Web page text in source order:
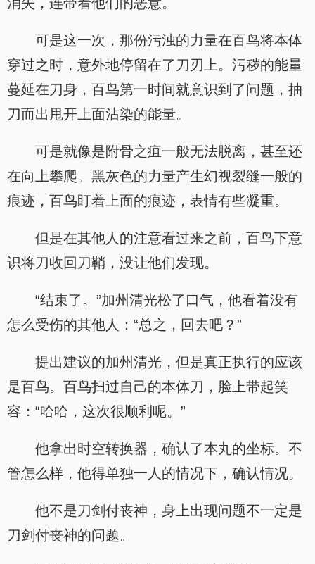
可是这一次，那份污浊的力量在百鸟将本体
穿过之时，意外地停留在了刀刃上。污秽的能量
蔓延在刀身，百鸟第一时间就意识到了问题，抽
刀而出甩开上面沾染的能量。
可是就像是附骨之疽一般无法脱离，甚至还
在向上攀爬。黑灰色的力量产生幻视裂缝一般的
痕迹，百鸟盯着上面的痕迹，表情有些凝重。
但是在其他人的注意看过来之前，百鸟下意
识将刀收回刀鞘，没让他们发现。
“结束了。”加州清光松了口气，他看着没有
怎么受伤的其他人：“总之，回去吧？”
提出建议的加州清光，但是真正执行的应该
是百鸟。百鸟扫过自己的本体刀，脸上带起笑
容：“哈哈，这次很顺利呢。”
他拿出时空转换器，确认了本丸的坐标。不
管怎么样，他得单独一人的情况下，确认情况。
他不是刀剑付丧神，身上出现问题不一定是
刀剑付丧神的问题。